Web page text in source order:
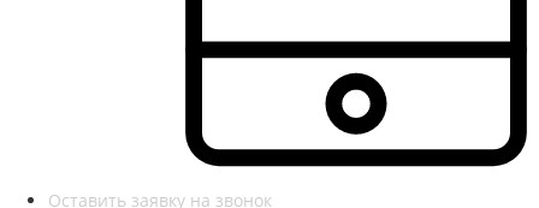
Оставить заявку на звонок